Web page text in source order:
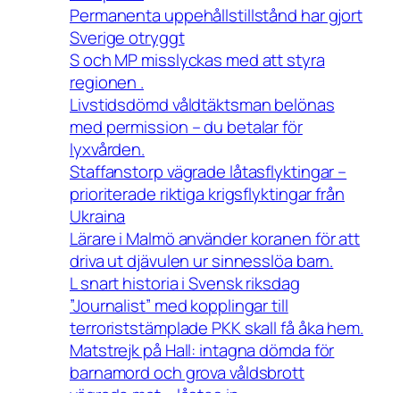
Permanenta uppehållstillstånd har gjort
Sverige otryggt
S och MP misslyckas med att styra
regionen .
Livstidsdömd våldtäktsman belönas
med permission – du betalar för
lyxvården.
Staffanstorp vägrade låtasflyktingar –
prioriterade riktiga krigsflyktingar från
Ukraina
Lärare i Malmö använder koranen för att
driva ut djävulen ur sinnesslöa barn.
L snart historia i Svensk riksdag
”Journalist” med kopplingar till
terroriststämplade PKK skall få åka hem.
Matstrejk på Hall: intagna dömda för
barnamord och grova våldsbrott